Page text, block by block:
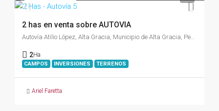
2 has en venta sobre AUTOVIA
Autovía Atilio López, Alta Gracia, Municipio de Alta Gracia, Pedanía Alta Gracia, Departamento Santa María, Córdoba, X5186, Argentina
2Ha
CAMPOS INVERSIONES TERRENOS
Ariel Faretta